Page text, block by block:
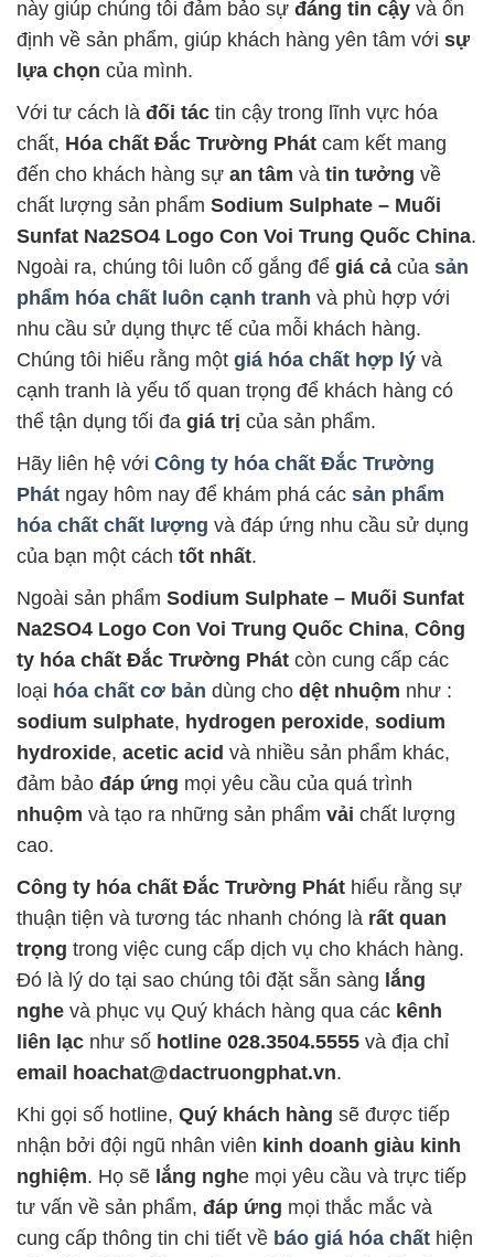
này giúp chúng tôi đảm bảo sự đáng tin cậy và ổn
định về sản phẩm, giúp khách hàng yên tâm với sự
lựa chọn của mình.
Với tư cách là đối tác tin cậy trong lĩnh vực hóa
chất, Hóa chất Đắc Trường Phát cam kết mang
đến cho khách hàng sự an tâm và tin tưởng về
chất lượng sản phẩm Sodium Sulphate – Muối
Sunfat Na2SO4 Logo Con Voi Trung Quốc China.
Ngoài ra, chúng tôi luôn cố gắng để giá cả của sản
phẩm hóa chất luôn cạnh tranh và phù hợp với
nhu cầu sử dụng thực tế của mỗi khách hàng.
Chúng tôi hiểu rằng một giá hóa chất hợp lý và
cạnh tranh là yếu tố quan trọng để khách hàng có
thể tận dụng tối đa giá trị của sản phẩm.
Hãy liên hệ với Công ty hóa chất Đắc Trường
Phát ngay hôm nay để khám phá các sản phẩm
hóa chất chất lượng và đáp ứng nhu cầu sử dụng
của bạn một cách tốt nhất.
Ngoài sản phẩm Sodium Sulphate – Muối Sunfat
Na2SO4 Logo Con Voi Trung Quốc China, Công
ty hóa chất Đắc Trường Phát còn cung cấp các
loại hóa chất cơ bản dùng cho dệt nhuộm như :
sodium sulphate, hydrogen peroxide, sodium
hydroxide, acetic acid và nhiều sản phẩm khác,
đảm bảo đáp ứng mọi yêu cầu của quá trình
nhuộm và tạo ra những sản phẩm vải chất lượng
cao.
Công ty hóa chất Đắc Trường Phát hiểu rằng sự
thuận tiện và tương tác nhanh chóng là rất quan
trọng trong việc cung cấp dịch vụ cho khách hàng.
Đó là lý do tại sao chúng tôi đặt sẵn sàng lắng
nghe và phục vụ Quý khách hàng qua các kênh
liên lạc như số hotline 028.3504.5555 và địa chỉ
email hoachat@dactruongphat.vn.
Khi gọi số hotline, Quý khách hàng sẽ được tiếp
nhận bởi đội ngũ nhân viên kinh doanh giàu kinh
nghiệm. Họ sẽ lắng nghe mọi yêu cầu và trực tiếp
tư vấn về sản phẩm, đáp ứng mọi thắc mắc và
cung cấp thông tin chi tiết về báo giá hóa chất hiện